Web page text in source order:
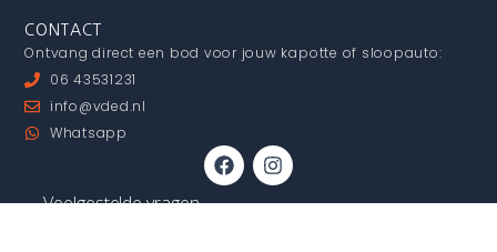
CONTACT
Ontvang direct een bod voor jouw kapotte of sloopauto:
06 43531231
info@vded.nl
Whatsapp
F
a
c
I
n
s
Veelgestelde vragen